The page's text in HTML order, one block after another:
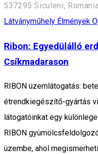
537295 Siculeni,
Látványműhely Élmények
Ribon: Egyedülálló
Csíkmadarason
RIBON üzemlátogatás:
étrendkiegészítő-gyártás
látogatóinkat egy
RIBON
üzembe, ahol